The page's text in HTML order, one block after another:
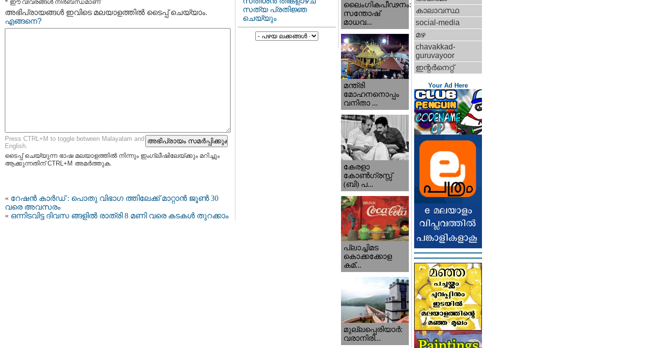
* ഈ വിവരങ്ങള്‍ നിര്‍ബന്ധമാണ്
അഭിപ്രായങ്ങള്‍ ഇവിടെ മലയാളത്തില്‍ ടൈപ്പ് ചെയ്യാം.
എങ്ങനെ?
Press CTRL+M to toggle between Malayalam and
English.
ടൈപ്പ്‌ ചെയ്യുന്ന ഭാഷ മലയാളത്തില്‍ നിന്നും ഇംഗ്ലീഷിലേയ്ക്കും മറിച്ചും
ആക്കുന്നതിന് CTRL+M അമര്‍ത്തുക.
« റേഷന്‍ കാര്‍ഡ് : പൊതു വിഭാഗ ത്തിലേക്ക് മാറ്റാൻ ജൂണ്‍ 30
വരെ അവസരം
« ഒന്നിടവിട്ട ദിവസ ങ്ങളിൽ രാത്രി 8 മണി വരെ കടകൾ തുറക്കാം
സത്യ പ്രതിജ്ഞ
ചെയ്യും
ലൈംഗികപീഢനം:
സന്തോഷ്
മാധവ...
മന്ത്രി
മോഹനനൊപ്പം
വനിതാ ...
കേരളാ
കോണ്‍ഗ്രസ്സ്
(ബി) പ...
പ്ലാച്ചിമട
കൊക്കക്കോള
കമ്...
മുല്ലപ്പെരിയാര്‍:
വരാനിരി...
കാലാവസ്ഥ
social-media
മഴ
chavakkad-
guruvayoor
ഇന്റര്‍നെറ്റ്‌
Your Ad Here